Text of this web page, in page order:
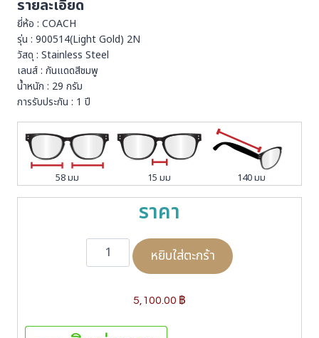
รายละเอียด
ยี่ห้อ : COACH
รุ่น : 900514(Light Gold) 2N
วัสดุ : Stainless Steel
เลนส์ : กันแดดสีชมพู
น้ำหนัก : 29 กรัม
การรับประกัน : 1 ปี
58 มม 15 มม 140 มม
ราคา
จำ
A
หยิบใส่ตะกร้า
5,100.00 ฿